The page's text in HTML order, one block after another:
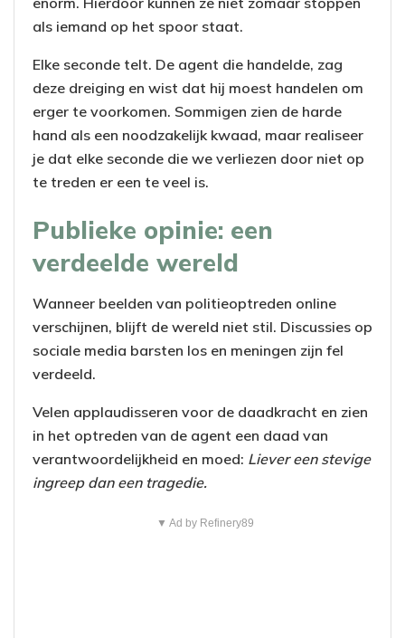
als iemand op het spoor staat.
Elke seconde telt. De agent die handelde, zag
deze dreiging en wist dat hij moest handelen om
erger te voorkomen. Sommigen zien de harde
hand als een noodzakelijk kwaad, maar realiseer
je dat elke seconde die we verliezen door niet op
te treden er een te veel is.
Publieke opinie: een
verdeelde wereld
Wanneer beelden van politieoptreden online
verschijnen, blijft de wereld niet stil. Discussies op
sociale media barsten los en meningen zijn fel
verdeeld.
Velen applaudisseren voor de daadkracht en zien
in het optreden van de agent een daad van
verantwoordelijkheid en moed: Liever een stevige
ingreep dan een tragedie.
▼ Ad by Refinery89